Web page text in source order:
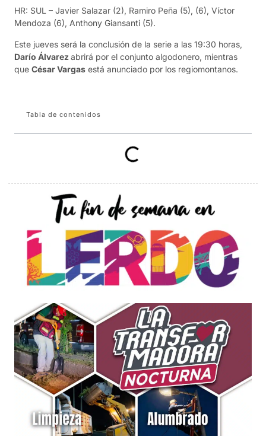
HR: SUL – Javier Salazar (2), Ramiro Peña (5), (6), Víctor
Mendoza (6), Anthony Giansanti (5).
Este jueves será la conclusión de la serie a las 19:30 horas,
Darío Álvarez abrirá por el conjunto algodonero, mientras
que César Vargas está anunciado por los regiomontanos.
Tabla de contenidos